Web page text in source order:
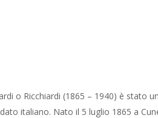
o Ricchiardi (1865 – 1940) è stato un
italiano. Nato il 5 luglio 1865 a